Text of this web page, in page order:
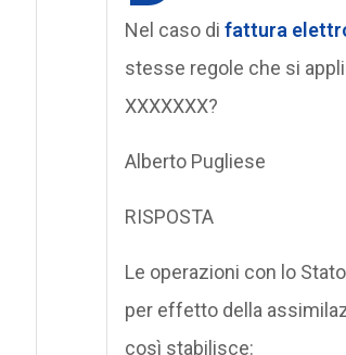
Nel caso di fattura
stesse regole che si
XXXXXXX?
Alberto Pugliese
RISPOSTA
Le operazioni con lo
per effetto della
così stabilisce: